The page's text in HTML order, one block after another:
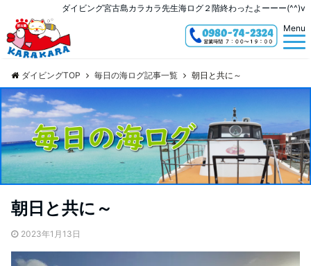
ダイビング宮古島カラカラ先生海ログ２階終わったよーーー(^^)v
Menu
ダイビングTOP 毎日の海ログ記事一覧 朝日と共に～
朝日と共に～
2023年1月13日